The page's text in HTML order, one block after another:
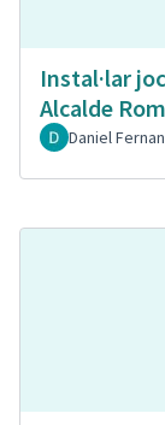
Instal·lar
Alcalde
Daniel